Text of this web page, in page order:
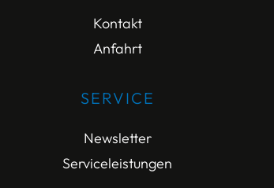
Kontakt
Anfahrt
SERVICE
Newsletter
Serviceleistungen